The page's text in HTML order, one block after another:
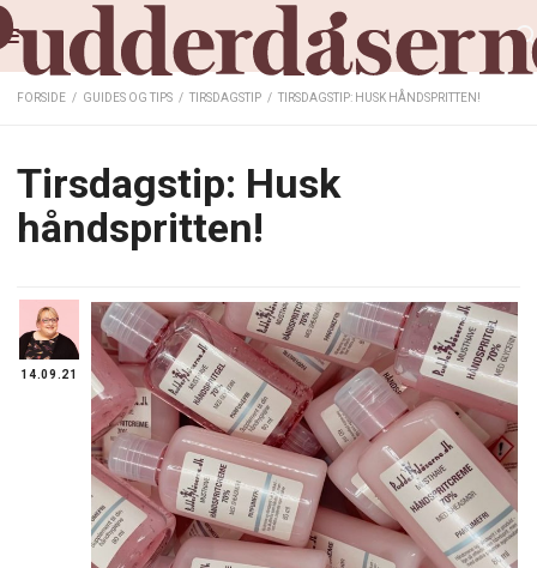
FORSIDE / GUIDES OG TIPS / TIRSDAGSTIP / TIRSDAGSTIP: HUSK HÅNDSPRITTEN!
Tirsdagstip: Husk
håndspritten!
14.09.21